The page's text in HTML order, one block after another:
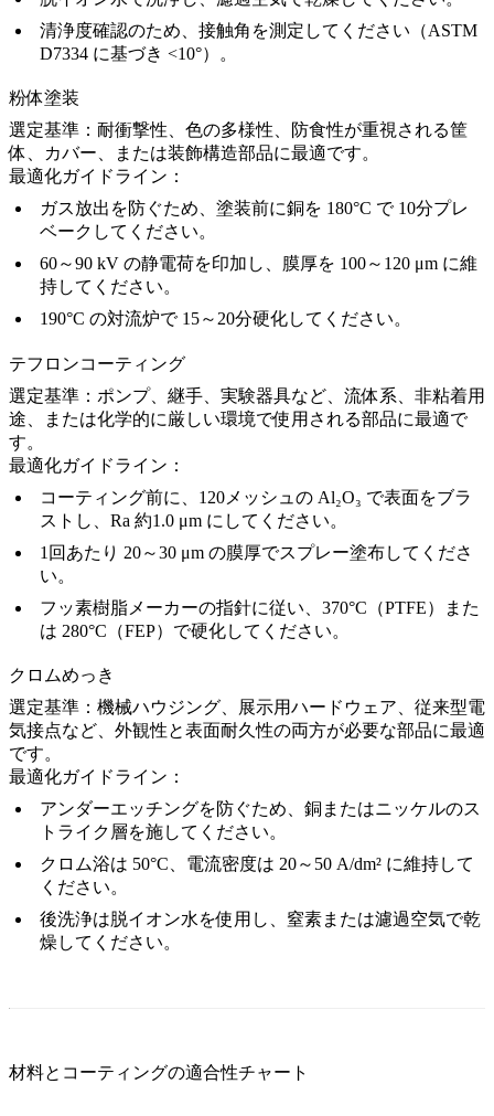
清浄度確認のため、接触角を測定してください（ASTM
D7334 に基づき <10°）。
粉体塗装
選定基準： 耐衝撃性、色の多様性、防食性が重視される筐
体、カバー、または装飾構造部品に最適です。
最適化ガイドライン：
ガス放出を防ぐため、塗装前に銅を 180°C で 10分プレ
ベークしてください。
60～90 kV の静電荷を印加し、膜厚を 100～120 μm に維
持してください。
190°C の対流炉で 15～20分硬化してください。
テフロンコーティング
選定基準： ポンプ、継手、実験器具など、流体系、非粘着用
途、または化学的に厳しい環境で使用される部品に最適で
す。
最適化ガイドライン：
コーティング前に、120メッシュの Al₂O₃ で表面をブラ
ストし、Ra 約1.0 μm にしてください。
1回あたり 20～30 μm の膜厚でスプレー塗布してくださ
い。
フッ素樹脂メーカーの指針に従い、370°C（PTFE）また
は 280°C（FEP）で硬化してください。
クロムめっき
選定基準： 機械ハウジング、展示用ハードウェア、従来型電
気接点など、外観性と表面耐久性の両方が必要な部品に最適
です。
最適化ガイドライン：
アンダーエッチングを防ぐため、銅またはニッケルのス
トライク層を施してください。
クロム浴は 50°C、電流密度は 20～50 A/dm² に維持して
ください。
後洗浄は脱イオン水を使用し、窒素または濾過空気で乾
燥してください。
材料とコーティングの適合性チャート